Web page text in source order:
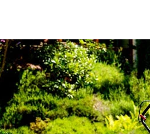
метро Волоколамская
метро Воробьевы горы
метро Волгоградский проспект
метро Бабушкинская